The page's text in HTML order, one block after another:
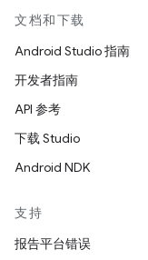
文档和下载
Android Studio 指南
开发者指南
API 参考
下载 Studio
Android NDK
支持
报告平台错误